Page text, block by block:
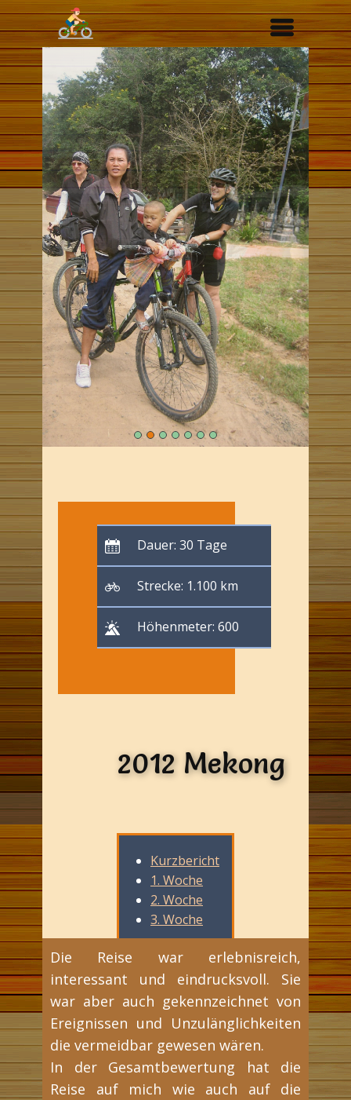
Dauer: 30 Tage
Strecke: 1.100 km
Höhenmeter: 600
2012 Mekong
Kurzbericht
1. Woche
2. Woche
3. Woche
Die Reise war erlebnisreich,
interessant und eindrucksvoll. Sie
war aber auch gekennzeichnet von
Ereignissen und Unzulänglichkeiten
die vermeidbar gewesen wären.
In der Gesamtbewertung hat die
Reise auf mich wie auch auf die